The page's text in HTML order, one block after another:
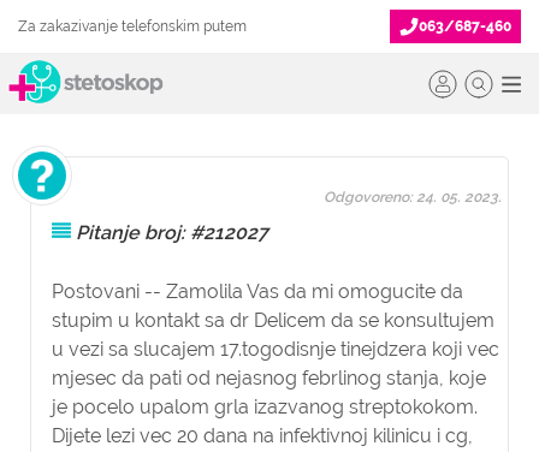
Za zakazivanje telefonskim putem 063/687-460
Pitanje broj: #212027
Postovani -- Zamolila Vas da mi omogucite da
stupim u kontakt sa dr Delicem da se konsultujem
u vezi sa slucajem 17.togodisnje tinejdzera koji vec
mjesec da pati od nejasnog febrlinog stanja, koje
je pocelo upalom grla izazvanog streptokokom.
Dijete lezi vec 20 dana na infektivnoj kilinicu i cg,
Odgovoreno: 24. 05. 2023.